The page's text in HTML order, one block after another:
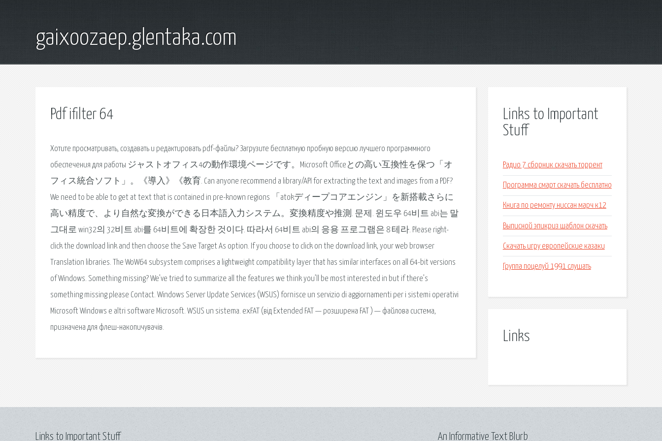
gaixoozaep.glentaka.com
Pdf ifilter 64
Хотите просматривать, создавать и редактировать pdf-файлы? Загрузите бесплатную пробную версию лучшего программного
обеспечения для работы ジャストオフィス4の動作環境ページです。Microsoft Officeとの高い互換性を保つ「オ
フィス統合ソフト」。《導入》《教育. Can anyone recommend a library/API for extracting the text and images from a PDF?
We need to be able to get at text that is contained in pre-known regions 「atokディープコアエンジン」を新搭載さらに
高い精度で、より自然な変換ができる日本語入力システム。変換精度や推測. 문제. 윈도우 64비트 abi는 말
그대로 win32의 32비트 abi를 64비트에 확장한 것이다. 따라서 64비트 abi의 응용 프로그램은 8 테라. Please right-
click the download link and then choose the Save Target As option. If you choose to click on the download link, your web browser
Translation libraries. The WoW64 subsystem comprises a lightweight compatibility layer that has similar interfaces on all 64-bit versions
of Windows. Something missing? We’ve tried to summarize all the features we think you’ll be most interested in but if there’s
something missing please Contact. Windows Server Update Services (WSUS) fornisce un servizio di aggiornamenti per i sistemi operativi
Microsoft Windows e altri software Microsoft. WSUS un sistema. exFAT (від Extended FAT — розширена FAT ) — файлова система,
призначена для флеш-накопичувачів.
Links to Important
Stuff
Радио 7 сборник скачать торрент
Программа смарт скачать бесплатно
Книга по ремонту ниссан марч к12
Выписной эпикриз шаблон скачать
Скачать игру европейские казаки
Группа поцелуй 1991 слушать
Links
Links to Important Stuff An Informative Text Blurb